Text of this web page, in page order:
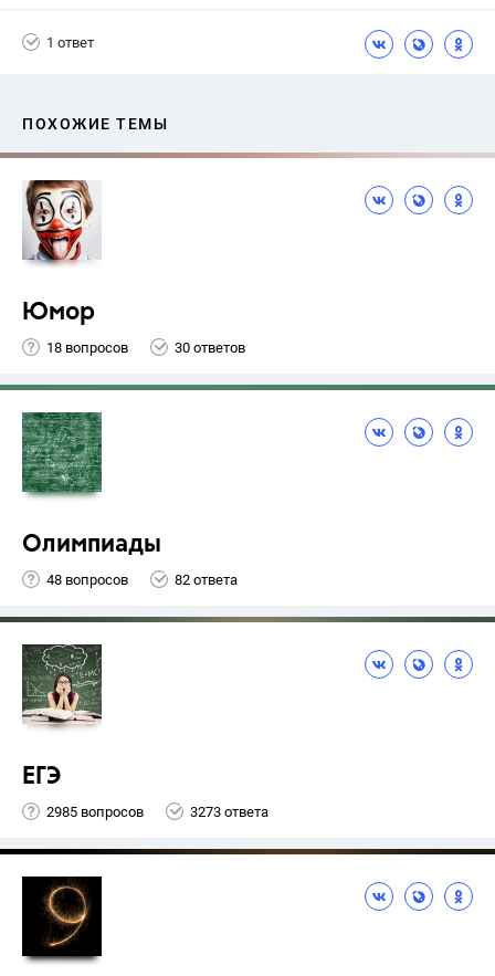
1 ответ
ПОХОЖИЕ ТЕМЫ
Юмор
18 вопросов 30 ответов
Олимпиады
48 вопросов 82 ответа
ЕГЭ
2985 вопросов 3273 ответа